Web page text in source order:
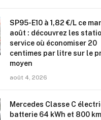
SP95-E10 à 1,82 €/L ce
août : découvrez les
service où économiser 20
centimes par litre sur le
moyen
août 4, 2026
Mercedes Classe C
batterie 64 kWh et 800 km